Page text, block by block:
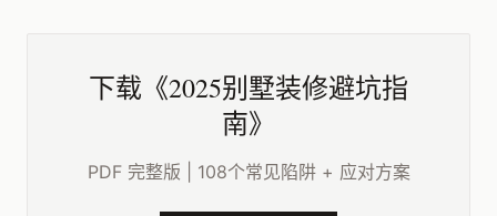
下载《2025别墅装修避坑指
南》
PDF 完整版 | 108个常见陷阱 + 应对方案